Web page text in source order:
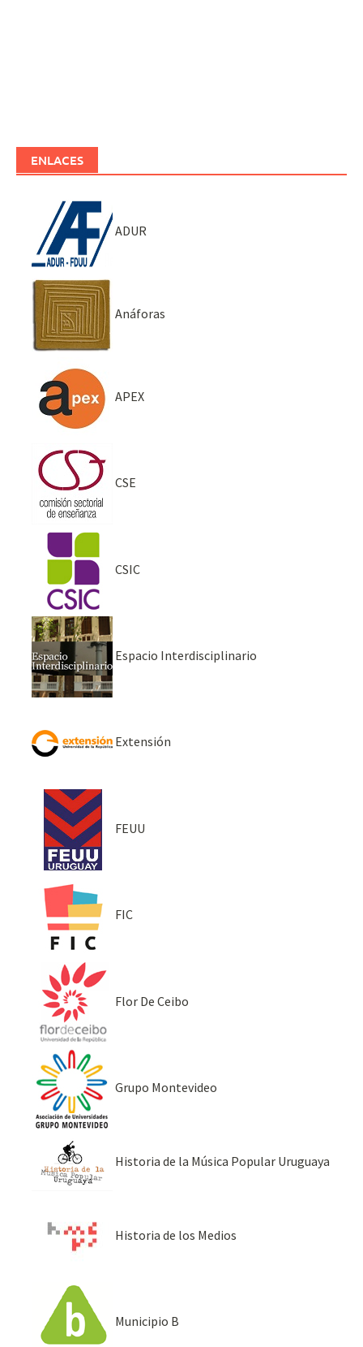
ENLACES
ADUR
Anáforas
APEX
CSE
CSIC
Espacio Interdisciplinario
Extensión
FEUU
FIC
Flor De Ceibo
Grupo Montevideo
Historia de la Música Popular Uruguaya
Historia de los Medios
Municipio B